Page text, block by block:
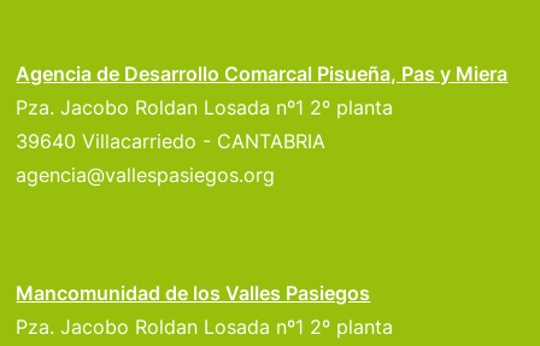
Agencia de Desarrollo Comarcal Pisueña, Pas y Miera
Pza. Jacobo Roldan Losada nº1 2º planta
39640 Villacarriedo - CANTABRIA
agencia@vallespasiegos.org
Mancomunidad de los Valles Pasiegos
Pza. Jacobo Roldan Losada nº1 2º planta